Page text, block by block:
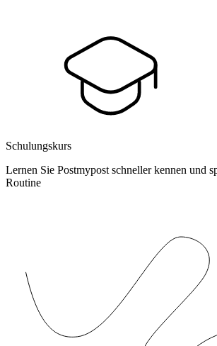
Schulungskurs
Lernen Sie Postmypost schneller kennen und
Routine